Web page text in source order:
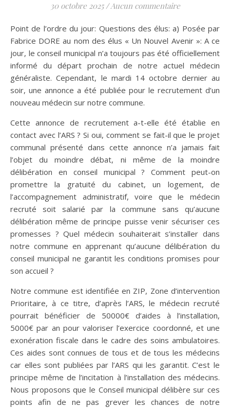
30 octobre 2025 /Aucun commentaire
Point de l’ordre du jour: Questions des élus: a) Posée par
Fabrice DORE au nom des élus « Un Nouvel Avenir »: A ce
jour, le conseil municipal n’a toujours pas été officiellement
informé du départ prochain de notre actuel médecin
généraliste. Cependant, le mardi 14 octobre dernier au
soir, une annonce a été publiée pour le recrutement d’un
nouveau médecin sur notre commune.
Cette annonce de recrutement a-t-elle été établie en
contact avec l’ARS ? Si oui, comment se fait-il que le projet
communal présenté dans cette annonce n’a jamais fait
l’objet du moindre débat, ni même de la moindre
délibération en conseil municipal ? Comment peut-on
promettre la gratuité du cabinet, un logement, de
l’accompagnement administratif, voire que le médecin
recruté soit salarié par la commune sans qu’aucune
délibération même de principe puisse venir sécuriser ces
promesses ? Quel médecin souhaiterait s’installer dans
notre commune en apprenant qu’aucune délibération du
conseil municipal ne garantit les conditions promises pour
son accueil ?
Notre commune est identifiée en ZIP, Zone d’intervention
Prioritaire, à ce titre, d’après l’ARS, le médecin recruté
pourrait bénéficier de 50000€ d’aides à l’installation,
5000€ par an pour valoriser l’exercice coordonné, et une
exonération fiscale dans le cadre des soins ambulatoires.
Ces aides sont connues de tous et de tous les médecins
car elles sont publiées par l’ARS qui les garantit. C’est le
principe même de l’incitation à l’installation des médecins.
Nous proposons que le Conseil municipal délibère sur ces
points afin de ne pas grever les chances de notre